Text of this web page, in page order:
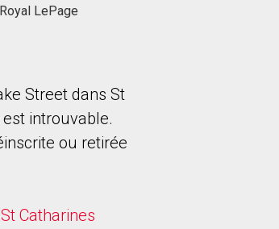
LePage
Street dans St
introuvable.
ou retirée
St Catharines